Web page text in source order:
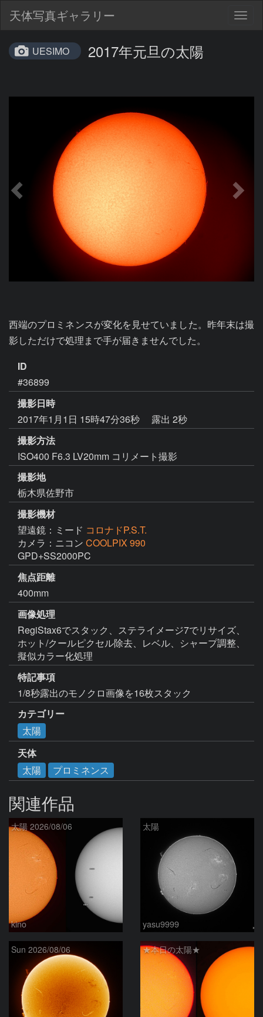
天体写真ギャラリー
UESIMO 2017年元旦の太陽
西端のプロミネンスが変化を見せていました。昨年末は撮
影しただけで処理まで手が届きませんでした。
ID
#36899
撮影日時
2017年1月1日 15時47分36秒
露出 2秒
撮影方法
ISO400 F6.3 LV20mm コリメート撮影
撮影地
栃木県佐野市
撮影機材
望遠鏡：ミード コロナドP.S.T.
カメラ：ニコン COOLPIX 990
GPD+SS2000PC
焦点距離
400mm
画像処理
RegiStax6でスタック、ステライメージ7でリサイズ、
ホット/クールピクセル除去、レベル、シャープ調整、
擬似カラー化処理
特記事項
1/8秒露出のモノクロ画像を16枚スタック
カテゴリー
太陽
天体
太陽
プロミネンス
関連作品
太陽 2026/08/06
kino
太陽
yasu9999
Sun 2026/08/06 ★本日の太陽★